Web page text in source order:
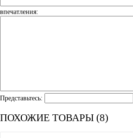
впечатления:
Представьтесь:
ПОХОЖИЕ ТОВАРЫ (8)